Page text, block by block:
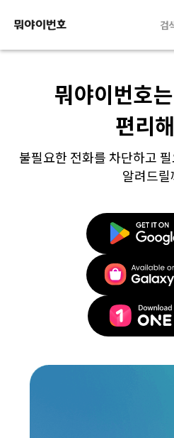
검
뭐야이번호
편리
불필요한 전화를 차단하고
알려드